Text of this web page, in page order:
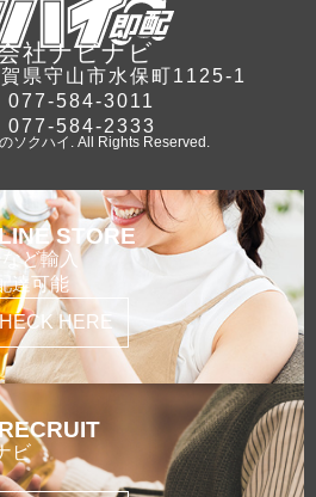
社ナビナビ
県守山市水保町1125-1
077-584-3011
077-584-2333
ソクハイ. All Rights Reserved.
STORE
ど輸入
達可能
HERE
ビ